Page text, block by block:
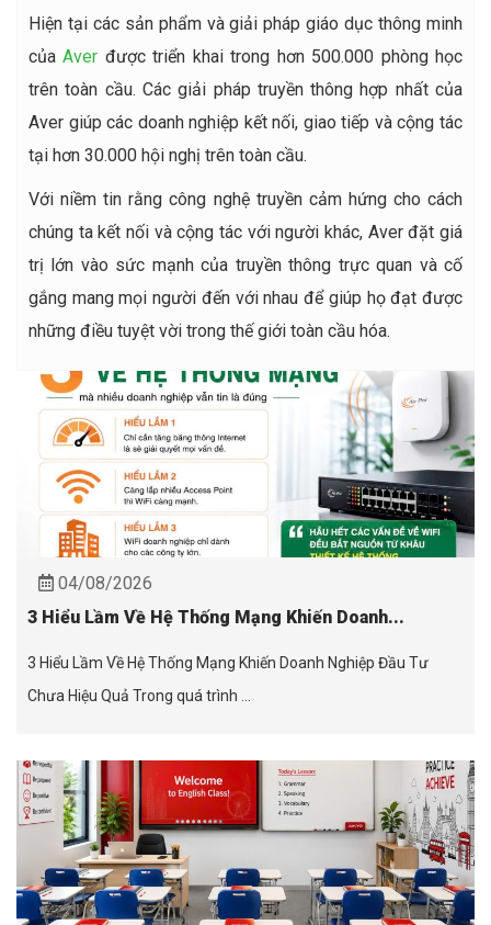
Hiện tại các sản phẩm và giải pháp giáo dục thông minh
củaAver được triển khai trong hơn 500.000 phòng học
trên toàn cầu. Các giải pháp truyền thông hợp nhất của
Aver giúp các doanh nghiệp kết nối, giao tiếp và cộng tác
tại hơn 30.000 hội nghị trên toàn cầu.
Với niềm tin rằng công nghệ truyền cảm hứng cho cách
chúng ta kết nối và cộng tác với người khác, Aver đặt giá
trị lớn vào sức mạnh của truyền thông trực quan và cố
gắng mang mọi người đến với nhau để giúp họ đạt được
những điều tuyệt vời trong thế giới toàn cầu hóa.
04/08/2026
3 Hiểu Lầm Về Hệ Thống Mạng Khiến Doanh...
3 Hiểu Lầm Về Hệ Thống Mạng Khiến Doanh Nghiệp Đầu Tư
Chưa Hiệu Quả Trong quá trình ...